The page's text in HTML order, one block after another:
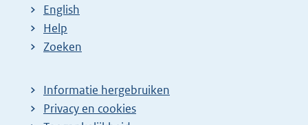
English
Help
Zoeken
Informatie hergebruiken
Privacy en cookies